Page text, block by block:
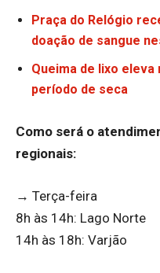
Praça do Relógio
doação de sangue
Queima de lixo
período de seca
Como será o
regionais:
→ Terça-feira
8h às 14h: Lago Norte
14h às 18h: Varjão